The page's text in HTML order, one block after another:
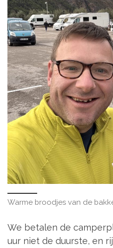
Warme broodjes van de
We betalen de
uur niet de duurste, en